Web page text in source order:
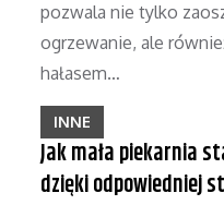
pozwala nie tylko
ogrzewanie, ale
hałasem…
INNE
Jak mała piekarnia
dzięki odpowiedniej